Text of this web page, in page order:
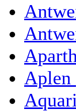
Aplen